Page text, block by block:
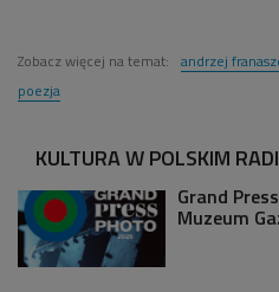
Zobacz więcej na temat: andrzej
poezja
KULTURA W POLSKIM
Grand
Muzeum